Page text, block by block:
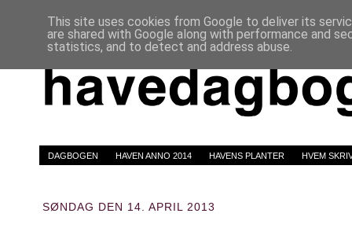
DAGBOGEN HAVEN ANNO 2014 HAVENS PLANTER HVEM
SØNDAG DEN 14. APRIL 2013
This site uses cookies from Google to deliver its
are shared with Google along with performance and
statistics, and to detect and address abuse.